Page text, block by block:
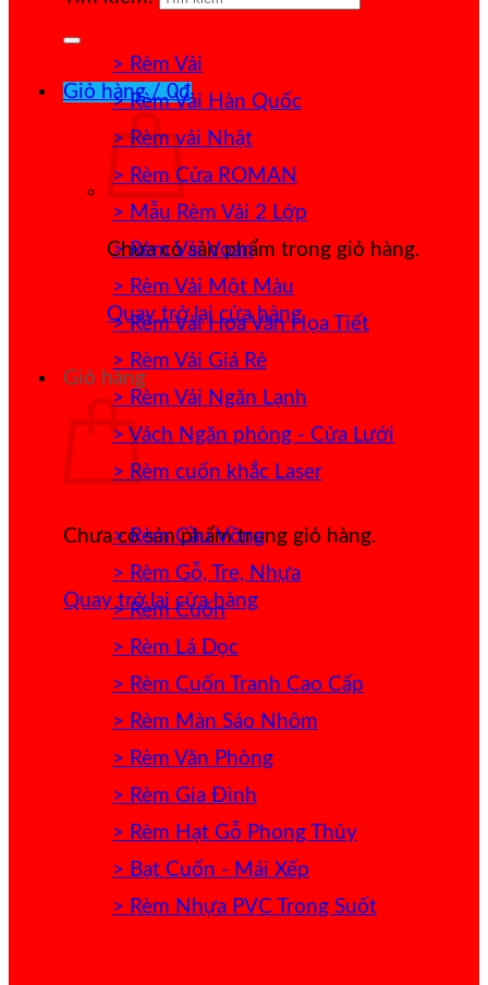
Giỏ hàng /0₫
Chưa có sản phẩm trong giỏ hàng.
Quay trở lại cửa hàng
Giỏ hàng
Chưa có sản phẩm trong giỏ hàng.
Quay trở lại cửa hàng
> Rèm Vải
> Rèm Vải Hàn Quốc
> Rèm vải Nhật
> Rèm Cửa ROMAN
> Mẫu Rèm Vải 2 Lớp
> Rèm Vải Voan
> Rèm Vải Một Màu
> Rèm Vải Hoa Văn Họa Tiết
> Rèm Vải Giá Rẻ
> Rèm Vải Ngăn Lạnh
> Vách Ngăn phòng - Cửa Lưới
> Rèm cuốn khắc Laser
> Rèm Cầu Vồng
> Rèm Gỗ, Tre, Nhựa
> Rèm Cuốn
> Rèm Lá Dọc
> Rèm Cuốn Tranh Cao Cấp
> Rèm Màn Sáo Nhôm
> Rèm Văn Phòng
> Rèm Gia Đình
> Rèm Hạt Gỗ Phong Thủy
> Bạt Cuốn - Mái Xếp
> Rèm Nhựa PVC Trong Suốt